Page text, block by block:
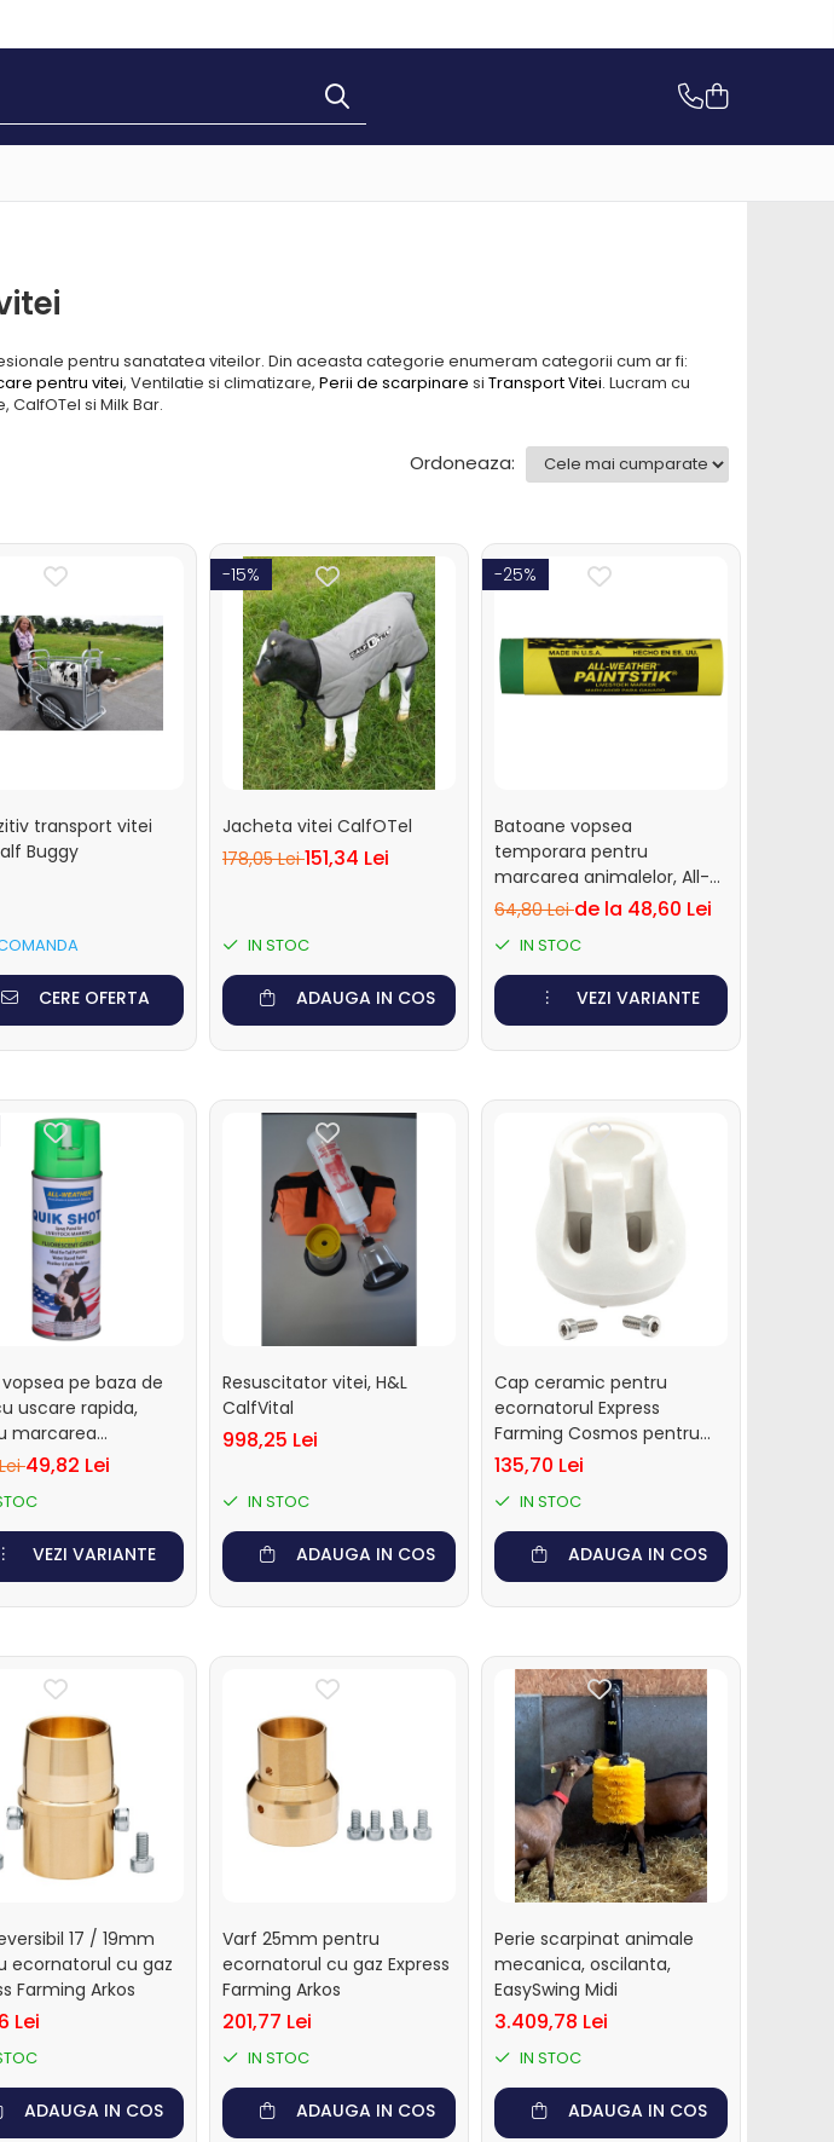
pentru sanatatea viteilor. Din aceasta categorie enumeram categorii cum ar fi:
pentru vitei, Ventilatie si climatizare, Perii de scarpinare si Transport Vitei. Lucram cu
si Milk Bar.
Ordoneaza:
transport vitei
Buggy
CERE OFERTA
-15%
Jacheta vitei CalfOTel
178,05 Lei151,34 Lei
IN STOC
ADAUGA IN COS
-25%
Batoane vopsea
temporara pentru
marcarea animalelor, All-
Weather Paintstick, cutie 12
64,80 Leide la 48,60 Lei
IN STOC
VEZI VARIANTE
pe baza de
uscare rapida,
marcarea
All-Weather
49,82 Lei
VEZI VARIANTE
Resuscitator vitei, H&L
CalfVital
998,25 Lei
IN STOC
ADAUGA IN COS
Cap ceramic pentru
ecornatorul Express
Farming Cosmos pentru
vitei
135,70 Lei
IN STOC
ADAUGA IN COS
17 / 19mm
ecornatorul cu gaz
Farming Arkos
Lei
ADAUGA IN COS
Varf 25mm pentru
ecornatorul cu gaz Express
Farming Arkos
201,77 Lei
IN STOC
ADAUGA IN COS
Perie scarpinat animale
mecanica, oscilanta,
EasySwing Midi
3.409,78 Lei
IN STOC
ADAUGA IN COS